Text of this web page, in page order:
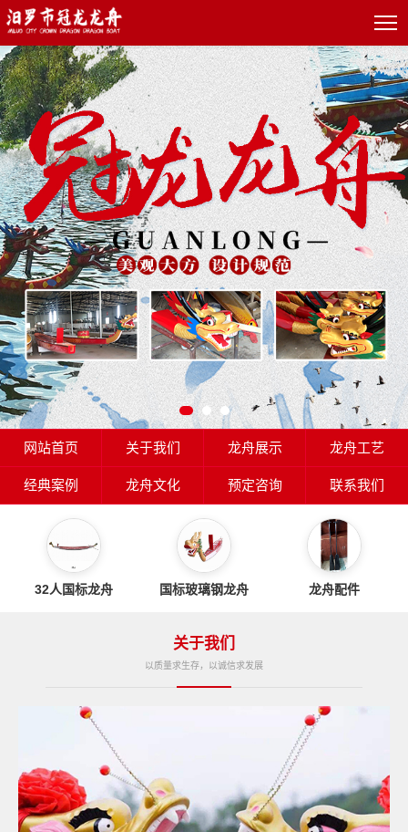
网站首页 关于我们 龙舟展示 龙舟工艺
经典案例 龙舟文化 预定咨询 联系我们
32人国标龙舟 国标玻璃钢龙舟 龙舟配件
关于我们
以质量求生存，以诚信求发展